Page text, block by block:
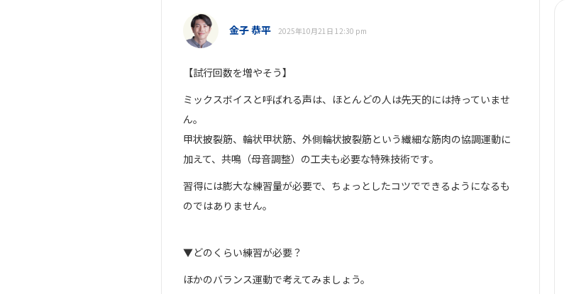
金子 恭平 2025年10月21日 12:30 pm
【試行回数を増やそう】
ミックスボイスと呼ばれる声は、ほとんどの人は先天的には持っていませ
ん。
甲状披裂筋、輪状甲状筋、外側輪状披裂筋という繊細な筋肉の協調運動に
加えて、共鳴（母音調整）の工夫も必要な特殊技術です。
習得には膨大な練習量が必要で、ちょっとしたコツでできるようになるも
のではありません。
▼どのくらい練習が必要？
ほかのバランス運動で考えてみましょう。